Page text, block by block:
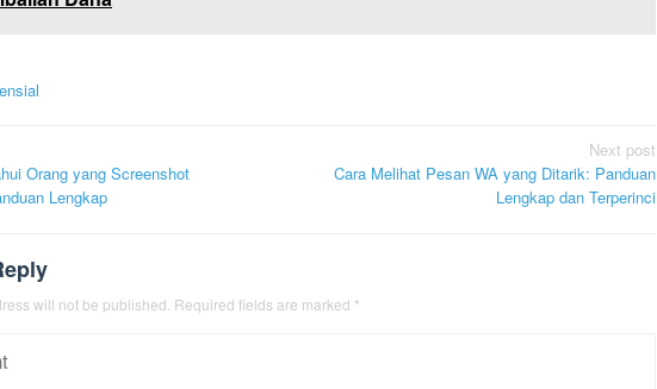
Orang yang Screenshot
Lengkap
Next post
Cara Melihat Pesan WA yang Ditarik: Panduan
Lengkap dan Terperinci
will not be published. Required fields are marked *